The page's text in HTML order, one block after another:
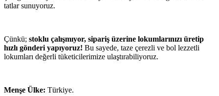
tatlar sunuyoruz.
Çünkü; stoklu çalışmıyor, sipariş üzerine lokumlarınızı üretip
hızlı gönderi yapıyoruz! Bu sayede, taze çerezli ve bol lezzetli
lokumları değerli tüketicilerimize ulaştırabiliyoruz.
Menşe Ülke: Türkiye.